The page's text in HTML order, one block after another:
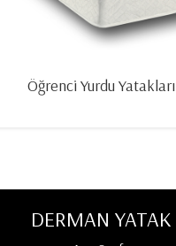
Öğrenci Yurdu Yatakları
DERMAN YATAK